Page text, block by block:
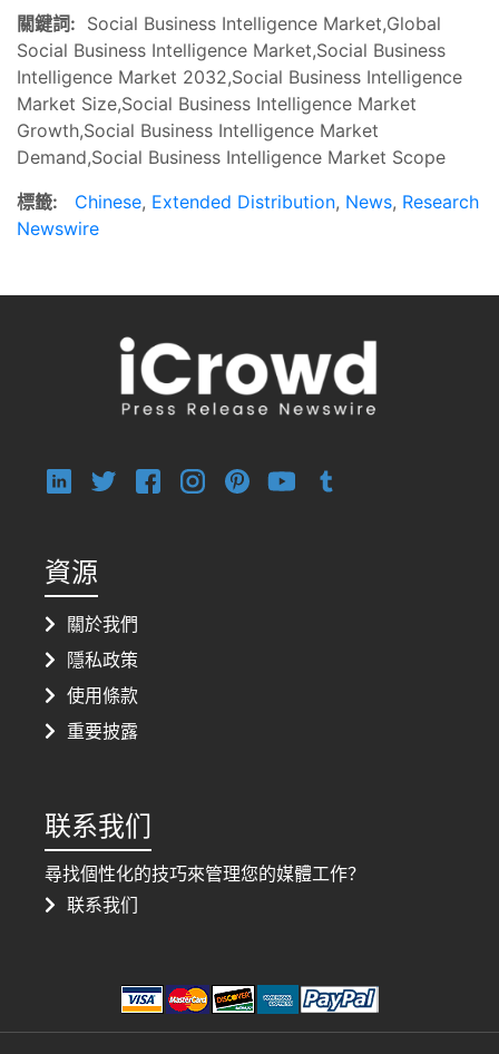
關鍵詞: Social Business Intelligence Market,Global
Social Business Intelligence Market,Social Business
Intelligence Market 2032,Social Business Intelligence
Market Size,Social Business Intelligence Market
Growth,Social Business Intelligence Market
Demand,Social Business Intelligence Market Scope
標籤:
Chinese, Extended Distribution, News, Research
Newswire
資源
關於我們
隱私政策
使用條款
重要披露
联系我们
尋找個性化的技巧來管理您的媒體工作？
联系我们